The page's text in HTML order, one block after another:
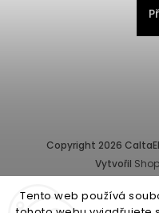
Tento web používá
Copyright 2026
Vytvořil
Provozovatel e-shopu: